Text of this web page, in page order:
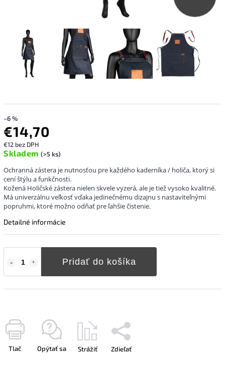
–6 %
€14,70
€12 bez DPH
Skladem (>5 ks)
Pridať do košíka
Ochranná zástera je nutnosťou pre každého kaderníka / holiča, ktorý si
cení štýlu a funkčnosti.
Kožená Holičské zástera nielen skvele vyzerá, ale je tiež vysoko kvalitné.
Má univerzálnu veľkosť vďaka jedinečnému dizajnu s nastaviteľnými
popruhmi, ktoré možno odňať pre ľahšie čistenie.
Detailné informácie
Tlač Opýtať sa Strážiť Zdieľať